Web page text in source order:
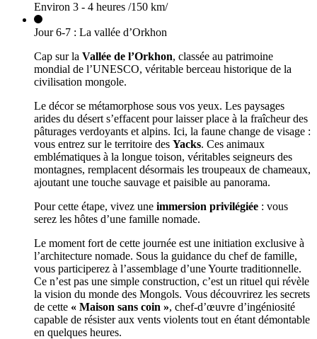
Environ 3 - 4 heures /150 km/
Jour6-7 : La vallée d’Orkhon
Cap sur la Vallée de l’Orkhon, classée au patrimoine
mondial de l’UNESCO, véritable berceau historique de la
civilisation mongole.
Le décor se métamorphose sous vos yeux. Les paysages
arides du désert s’effacent pour laisser place à la fraîcheur des
pâturages verdoyants et alpins. Ici, la faune change de visage :
vous entrez sur le territoire des Yacks. Ces animaux
emblématiques à la longue toison, véritables seigneurs des
montagnes, remplacent désormais les troupeaux de chameaux,
ajoutant une touche sauvage et paisible au panorama.
Pour cette étape, vivez une immersion privilégiée : vous
serez les hôtes d’une famille nomade.
Le moment fort de cette journée est une initiation exclusive à
l’architecture nomade. Sous la guidance du chef de famille,
vous participerez à l’assemblage d’une Yourte traditionnelle.
Ce n’est pas une simple construction, c’est un rituel qui révèle
la vision du monde des Mongols. Vous découvrirez les secrets
de cette « Maison sans coin », chef-d’œuvre d’ingéniosité
capable de résister aux vents violents tout en étant démontable
en quelques heures.